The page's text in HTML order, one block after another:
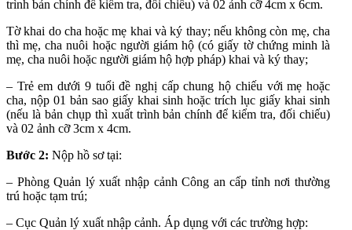
trình bản chính để kiểm tra, đối chiếu) và 02 ảnh cỡ 4cm x 6cm.
Tờ khai do cha hoặc mẹ khai và ký thay; nếu không còn mẹ, cha
thì mẹ, cha nuôi hoặc người giám hộ (có giấy tờ chứng minh là
mẹ, cha nuôi hoặc người giám hộ hợp pháp) khai và ký thay;
– Trẻ em dưới 9 tuổi đề nghị cấp chung hộ chiếu với mẹ hoặc
cha, nộp 01 bản sao giấy khai sinh hoặc trích lục giấy khai sinh
(nếu là bản chụp thì xuất trình bản chính để kiểm tra, đối chiếu)
và 02 ảnh cỡ 3cm x 4cm.
Bước 2: Nộp hồ sơ tại:
– Phòng Quản lý xuất nhập cảnh Công an cấp tỉnh nơi thường
trú hoặc tạm trú;
– Cục Quản lý xuất nhập cảnh. Áp dụng với các trường hợp: